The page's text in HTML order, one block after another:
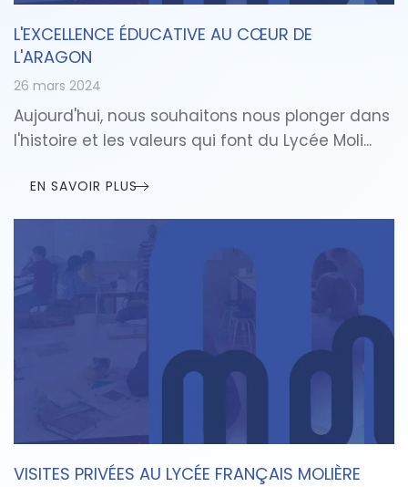
L'EXCELLENCE ÉDUCATIVE AU CŒUR DE
L'ARAGON
26 mars 2024
Aujourd'hui, nous souhaitons nous plonger dans
l'histoire et les valeurs qui font du Lycée Moli...
EN SAVOIR PLUS
VISITES PRIVÉES AU LYCÉE FRANÇAIS MOLIÈRE